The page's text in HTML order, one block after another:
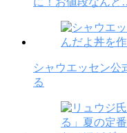
シャウエッセン公
る